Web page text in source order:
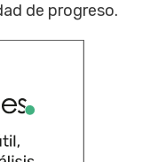
de progreso.